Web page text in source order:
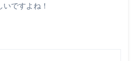
ですよね！